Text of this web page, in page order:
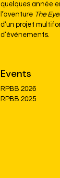
quelques année
l’aventure The
d’un projet
d’événements.
Events
RPBB 2026
RPBB 2025